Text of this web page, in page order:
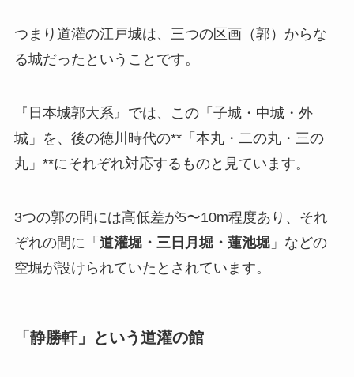
つまり道灌の江戸城は、三つの区画（郭）からな
る城だったということです。
『日本城郭大系』では、この「子城・中城・外
城」を、後の徳川時代の**「本丸・二の丸・三の
丸」**にそれぞれ対応するものと見ています。
3つの郭の間には高低差が5〜10m程度あり、それ
ぞれの間に「 道灌堀・三日月堀・蓮池堀」などの
空堀が設けられていたとされています。
「静勝軒」という道灌の館